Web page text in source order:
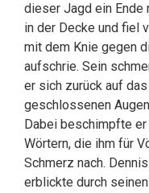
dieser Jagd ein Ende
in der Decke und fiel
mit dem Knie gegen
aufschrie. Sein
er sich zurück auf
geschlossenen
Dabei beschimpfte
Wörtern, die ihm für
Schmerz nach.
erblickte durch